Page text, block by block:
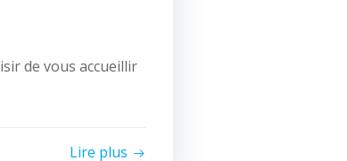
de vous accueillir
Lire plus